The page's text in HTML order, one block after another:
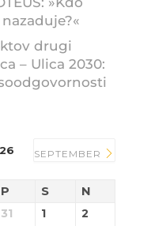
drugi
– Ulica 2030:
SEPTEMBER
P S N
31 1 2